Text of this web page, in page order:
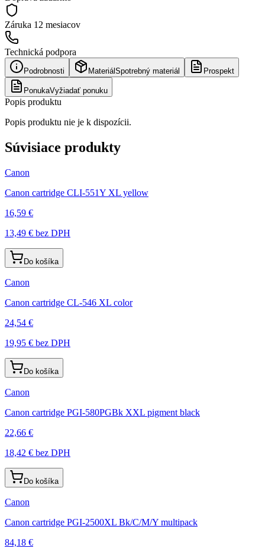
Záruka 12 mesiacov
Technická podpora
Podrobnosti Materiál Spotrebný materiál Prospekt
PonukaVyžiadať ponuku
Popis produktu
Popis produktu nie je k dispozícii.
Súvisiace produkty
Canon
Canon cartridge CLI-551Y XL yellow
16,59 €
13,49 € bez DPH
Do košíka
Canon
Canon cartridge CL-546 XL color
24,54 €
19,95 € bez DPH
Do košíka
Canon
Canon cartridge PGI-580PGBk XXL pigment black
22,66 €
18,42 € bez DPH
Do košíka
Canon
Canon cartridge PGI-2500XL Bk/C/M/Y multipack
84,18 €